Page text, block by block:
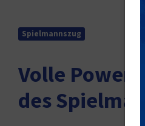
Spielmannszug
Volle Power
des